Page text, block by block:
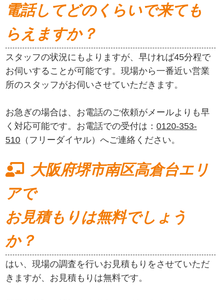
電話してどのくらいで来ても
らえますか？
スタッフの状況にもよりますが、早ければ45分程で
お伺いすることが可能です。現場から一番近い営業
所のスタッフがお伺いさせていただきます。
お急ぎの場合は、お電話のご依頼がメールよりも早
く対応可能です。お電話での受付は：0120-353-
510 （フリーダイヤル）へご連絡ください。
大阪府堺市南区高倉台エリ
アで
お見積もりは無料でしょう
か？
はい、現場の調査を行いお見積もりをさせていただ
きますが、お見積もりは無料です。